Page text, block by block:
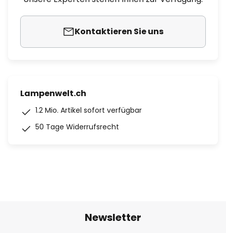
Kontaktieren Sie uns
Lampenwelt.ch
1.2 Mio. Artikel sofort verfügbar
50 Tage Widerrufsrecht
Newsletter